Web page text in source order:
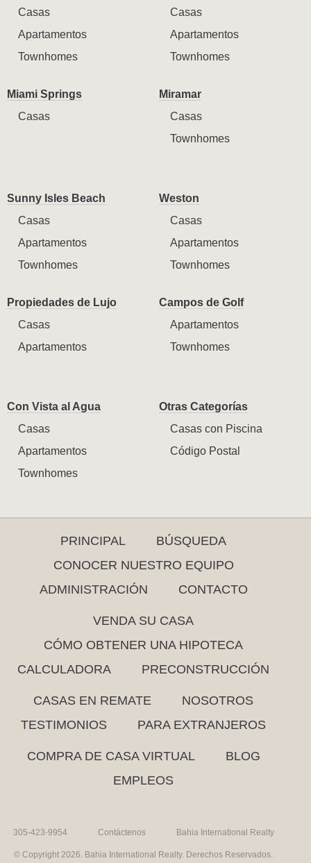
Casas
Apartamentos
Townhomes
Casas
Apartamentos
Townhomes
Miami Springs
Casas
Miramar
Casas
Townhomes
Sunny Isles Beach
Casas
Apartamentos
Townhomes
Weston
Casas
Apartamentos
Townhomes
Propiedades de Lujo
Casas
Apartamentos
Campos de Golf
Apartamentos
Townhomes
Con Vista al Agua
Casas
Apartamentos
Townhomes
Otras Categorías
Casas con Piscina
Código Postal
PRINCIPAL
BÚSQUEDA
CONOCER NUESTRO EQUIPO
ADMINISTRACIÓN
CONTACTO
VENDA SU CASA
CÓMO OBTENER UNA HIPOTECA
CALCULADORA
PRECONSTRUCCIÓN
CASAS EN REMATE
NOSOTROS
TESTIMONIOS
PARA EXTRANJEROS
COMPRA DE CASA VIRTUAL
BLOG
EMPLEOS
305-423-9954 Contáctenos Bahia International Realty
© Copyright 2026. Bahia International Realty. Derechos Reservados.